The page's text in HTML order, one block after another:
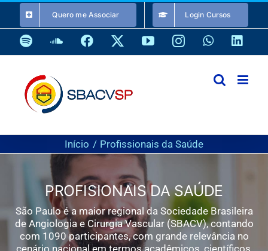
o
conteúdo
Quero me Associar Login Cursos
SpotifySoundCloud
Facebook YouTubeInstagramWhatsApp
Início Profissionais da Saúde
PROFISIONAIS DA SAÚDE
São Paulo é a maior regional da Sociedade Brasileira
de Angiologia e Cirurgia Vascular (SBACV), contando
com 1090 participantes, com grande relevância no
cenário nacional em termos acadêmicos, científicos,